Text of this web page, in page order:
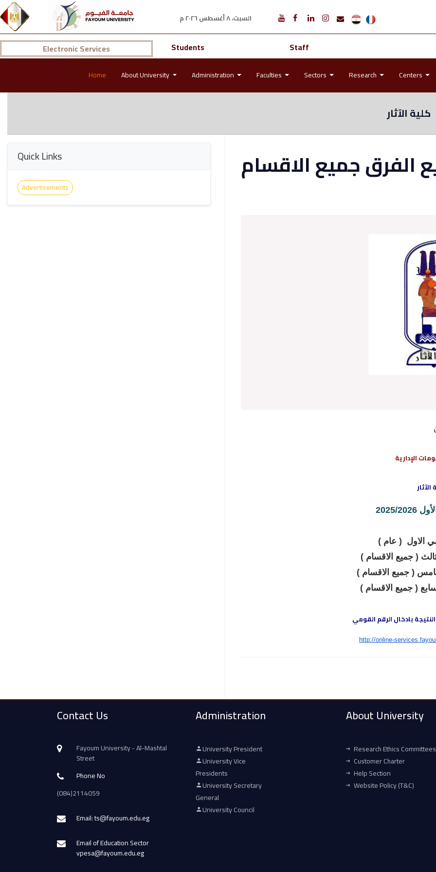
السبت، ٨ أغسطس ٢٠٢٦ م
Electronic Services Students Staff
Home About University Administration Faculties Sectors Research Centers
كلية الآثار
الفرق جميع الاقسام
الإدارية
الآثار
2026
الاول ( عام )
( جميع الاقسام )
( جميع الاقسام)
( جميع الاقسام )
بادخال الرقم القومي
http://online-
Quick Links
Advertisements
Contact Us
Fayoum University - Al-Mashtal
Street
Phone No
(084)2114059
Email: ts@fayoum.edu.eg
Email of Education Sector
vpesa@fayoum.edu.eg
Administration
University President
University Vice
Presidents
University Secretary
General
University Council
About University
Research Ethics Committees
Customer Charter
Help Section
Website Policy (T&C)